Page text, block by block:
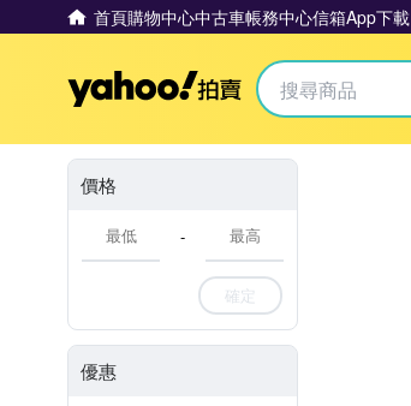
首頁購物中心中古車帳務中心信箱App下載
Yahoo拍賣
價格
-
確定
優惠